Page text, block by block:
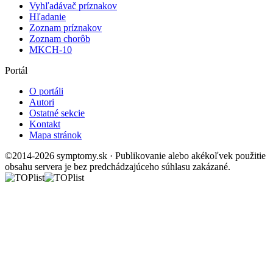
Vyhľadávač príznakov
Hľadanie
Zoznam príznakov
Zoznam chorôb
MKCH-10
Portál
O portáli
Autori
Ostatné sekcie
Kontakt
Mapa stránok
©2014-2026 symptomy.sk · Publikovanie alebo akékoľvek použitie
obsahu servera je bez predchádzajúceho súhlasu zakázané.